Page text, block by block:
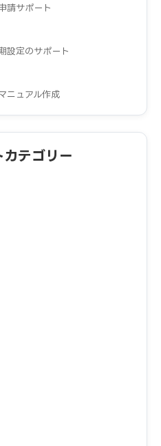
請サポート
設定のサポート
ニュアル作成
テゴリー